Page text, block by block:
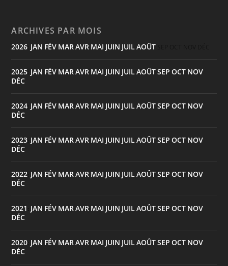
ARCHIVES PAR MOIS
2026 JAN FÉV MARAVR MAI JUIN JUILAOÛT
2025 JAN FÉV MARAVR MAI JUIN JUILAOÛTSEP OCT NOV
DÉC
2024 JAN FÉV MARAVR MAI JUIN JUILAOÛTSEP OCT NOV
DÉC
2023 JAN FÉV MARAVR MAI JUIN JUILAOÛTSEP OCT NOV
DÉC
2022 JAN FÉV MARAVR MAI JUIN JUILAOÛTSEP OCT NOV
DÉC
2021 JAN FÉV MARAVR MAI JUIN JUILAOÛTSEP OCT NOV
DÉC
2020 JAN FÉV MARAVR MAI JUIN JUILAOÛTSEP OCT NOV
DÉC